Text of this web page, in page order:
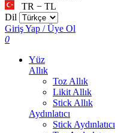
TR − TL
Dil
Giriş Yap / Üye Ol
0
Yüz
Allık
Toz Allık
Likit Allık
Stick Allık
Aydınlatıcı
Stick Aydınlatıcı